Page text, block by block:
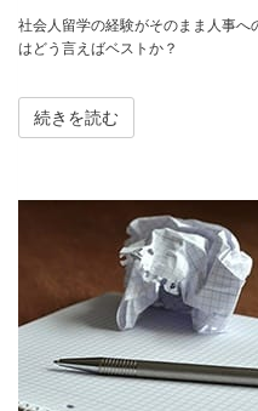
社会人留学の経験がそのまま人事
はどう言えばベストか？
続きを読む